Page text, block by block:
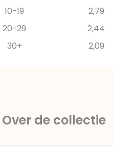
10-19
2,79
20-29
2,44
30+
2,09
Over de collectie